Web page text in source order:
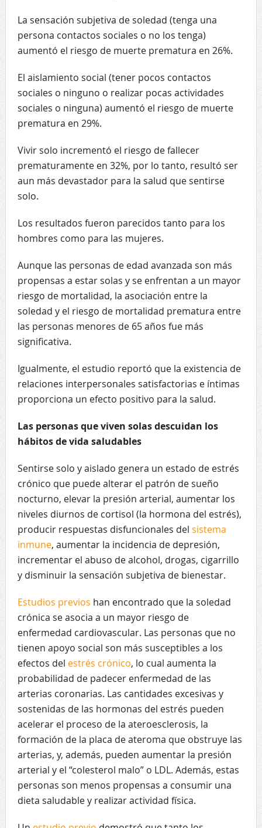
La sensación subjetiva de soledad (tenga una
persona contactos sociales o no los tenga)
aumentó el riesgo de muerte prematura en 26%.
El aislamiento social (tener pocos contactos
sociales o ninguno o realizar pocas actividades
sociales o ninguna) aumentó el riesgo de muerte
prematura en 29%.
Vivir solo incrementó el riesgo de fallecer
prematuramente en 32%, por lo tanto, resultó ser
aun más devastador para la salud que sentirse
solo.
Los resultados fueron parecidos tanto para los
hombres como para las mujeres.
Aunque las personas de edad avanzada son más
propensas a estar solas y se enfrentan a un mayor
riesgo de mortalidad, la asociación entre la
soledad y el riesgo de mortalidad prematura entre
las personas menores de 65 años fue más
significativa.
Igualmente, el estudio reportó que la existencia de
relaciones interpersonales satisfactorias e íntimas
proporciona un efecto positivo para la salud.
Las personas que viven solas descuidan los
hábitos de vida saludables
Sentirse solo y aislado genera un estado de estrés
crónico que puede alterar el patrón de sueño
nocturno, elevar la presión arterial, aumentar los
niveles diurnos de cortisol (la hormona del estrés),
producir respuestas disfuncionales del sistema
inmune, aumentar la incidencia de depresión,
incrementar el abuso de alcohol, drogas, cigarrillo
y disminuir la sensación subjetiva de bienestar.
Estudios previos han encontrado que la soledad
crónica se asocia a un mayor riesgo de
enfermedad cardiovascular. Las personas que no
tienen apoyo social son más susceptibles a los
efectos del estrés crónico, lo cual aumenta la
probabilidad de padecer enfermedad de las
arterias coronarias. Las cantidades excesivas y
sostenidas de las hormonas del estrés pueden
acelerar el proceso de la ateroesclerosis, la
formación de la placa de ateroma que obstruye las
arterias, y, además, pueden aumentar la presión
arterial y el “colesterol malo” o LDL. Además, estas
personas son menos propensas a consumir una
dieta saludable y realizar actividad física.